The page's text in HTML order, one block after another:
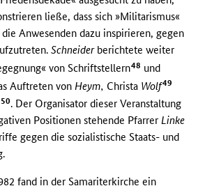
ließe, dass sich »Militarismus«
Anwesenden dazu inspirieren, gegen
Schneiderberichtete weiter
von Schriftstellern48 und
Auftreten von Heym, Christa Wolf49
50. Der Organisator dieser Veranstaltung
Positionen stehende PfarrerLinke
gegen die sozialistische Staats- und
fand in der Samariterkirche ein